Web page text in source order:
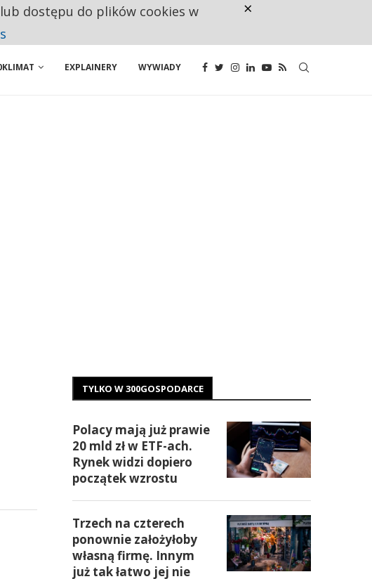
EXPLAINERY WYWIADY
TYLKO W 300GOSPODARCE
Polacy mają już prawie
20 mld zł w ETF-ach.
Rynek widzi dopiero
początek wzrostu
Trzech na czterech
ponownie założyłoby
własną firmę. Innym
już tak łatwo jej nie
dostępu do plików cookies w
×